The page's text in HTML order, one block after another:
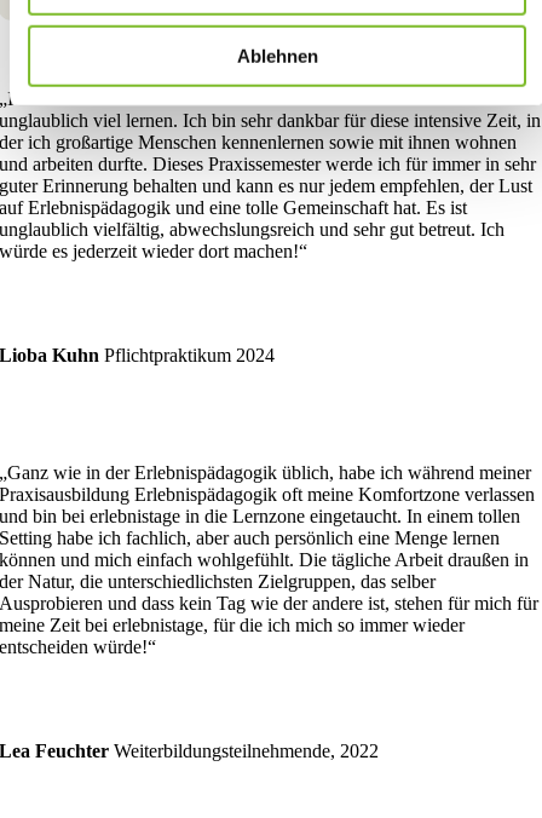
Ablehnen
„Ich war fünf Monate an diesem wundervollen Ort und durfte
unglaublich viel lernen. Ich bin sehr dankbar für diese intensive Zeit, in
der ich großartige Menschen kennenlernen sowie mit ihnen wohnen
und arbeiten durfte. Dieses Praxissemester werde ich für immer in sehr
guter Erinnerung behalten und kann es nur jedem empfehlen, der Lust
auf Erlebnispädagogik und eine tolle Gemeinschaft hat. Es ist
unglaublich vielfältig, abwechslungsreich und sehr gut betreut. Ich
würde es jederzeit wieder dort machen!“
Lioba Kuhn Pflichtpraktikum 2024
„Ganz wie in der Erlebnispädagogik üblich, habe ich während meiner
Praxisausbildung Erlebnispädagogik oft meine Komfortzone verlassen
und bin bei erlebnistage in die Lernzone eingetaucht. In einem tollen
Setting habe ich fachlich, aber auch persönlich eine Menge lernen
können und mich einfach wohlgefühlt. Die tägliche Arbeit draußen in
der Natur, die unterschiedlichsten Zielgruppen, das selber
Ausprobieren und dass kein Tag wie der andere ist, stehen für mich für
meine Zeit bei erlebnistage, für die ich mich so immer wieder
entscheiden würde!“
Lea FeuchterWeiterbildungsteilnehmende, 2022